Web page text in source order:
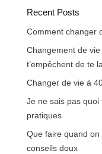
Recent Posts
Comment changer
Changement de
t’empêchent de te
Changer de vie à
Je ne sais pas
pratiques
Que faire quand
conseils doux